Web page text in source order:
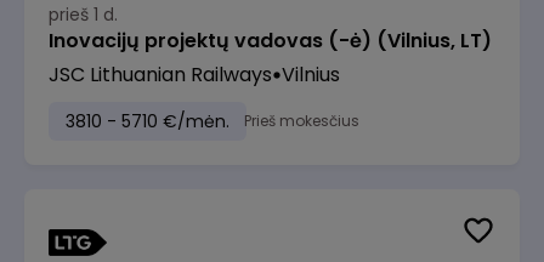
prieš 1 d.
Inovacijų projektų vadovas (-ė) (Vilnius, LT)
JSC Lithuanian Railways Vilnius
3810 - 5710 €/mėn. Prieš mokesčius